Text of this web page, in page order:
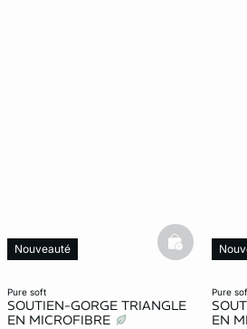
pure soft
SOUTIEN-GORGE TRIANGLE
EN MICROFIBRE
Nouveauté basketfull
pure
EN